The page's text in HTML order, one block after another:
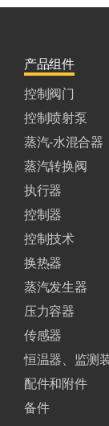
产品组件
控制阀门
控制喷射泵
蒸汽-水混合器
蒸汽转换阀
执行器
控制器
控制技术
换热器
蒸汽发生器
压力容器
传感器
恒温器、监测
配件和附件
备件